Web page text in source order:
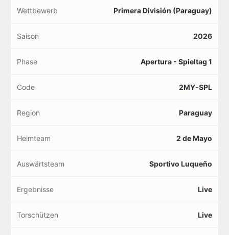
Wettbewerb Primera División (Paraguay)
Saison 2026
Phase Apertura - Spieltag 1
Code 2MY-SPL
Region Paraguay
Heimteam 2 de Mayo
Auswärtsteam Sportivo Luqueño
Ergebnisse Live
Torschützen Live